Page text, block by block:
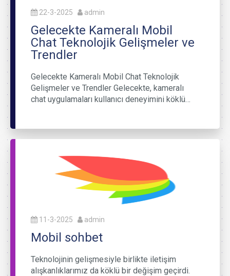
22-3-2025 admin
Gelecekte Kameralı Mobil
Chat Teknolojik Gelişmeler ve
Trendler
Gelecekte Kameralı Mobil Chat Teknolojik
Gelişmeler ve Trendler Gelecekte, kameralı
chat uygulamaları kullanıcı deneyimini köklü…
11-3-2025 admin
Mobil sohbet
Teknolojinin gelişmesiyle birlikte iletişim
alışkanlıklarımız da köklü bir değişim geçirdi.